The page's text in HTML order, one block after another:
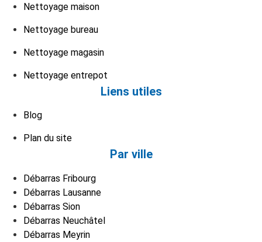
Nettoyage maison
Nettoyage bureau
Nettoyage magasin
Nettoyage entrepot
Liens utiles
Blog
Plan du site
Par ville
Débarras Fribourg
Débarras Lausanne
Débarras Sion
Débarras Neuchâtel
Débarras Meyrin